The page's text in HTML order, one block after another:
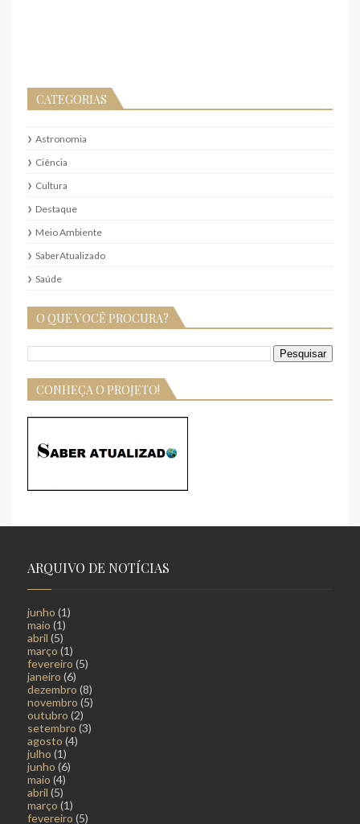
CATEGORIAS
Astronomia
Ciência
Cultura
Destaque
Meio Ambiente
SaberAtualizado
Saúde
O QUE VOCÊ PROCURA?
CONHEÇA O PROJETO!
ARQUIVO DE NOTÍCIAS
junho (1)
maio (1)
abril (5)
março (1)
fevereiro (5)
janeiro (6)
dezembro (8)
novembro (5)
outubro (2)
setembro (3)
agosto (4)
julho (1)
junho (6)
maio (4)
abril (5)
março (1)
fevereiro (5)